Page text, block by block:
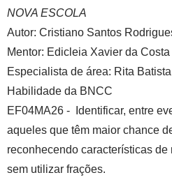
NOVA ESCOLA
Autor: Cristiano Santos
Mentor: Edicleia Xavier da Costa
Especialista de área: Rita Batista
Habilidade da BNCC
EF04MA26 - Identificar, entre
aqueles que têm maior chance
reconhecendo características
sem utilizar frações.